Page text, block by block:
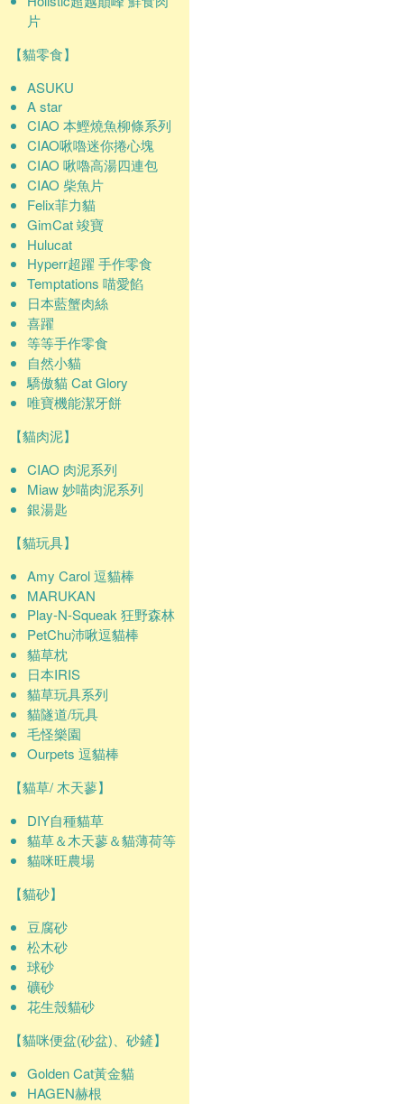
片
【貓零食】
ASUKU
A star
CIAO 本鰹燒魚柳條系列
CIAO啾嚕迷你捲心塊
CIAO 啾嚕高湯四連包
CIAO 柴魚片
Felix菲力貓
GimCat 竣寶
Hulucat
Hyperr超躍 手作零食
Temptations 喵愛餡
日本藍蟹肉絲
喜躍
等等手作零食
自然小貓
驕傲貓 Cat Glory
唯寶機能潔牙餅
【貓肉泥】
CIAO 肉泥系列
Miaw 妙喵肉泥系列
銀湯匙
【貓玩具】
Amy Carol 逗貓棒
MARUKAN
Play-N-Squeak 狂野森林
PetChu沛啾逗貓棒
貓草枕
日本IRIS
貓草玩具系列
貓隧道/玩具
毛怪樂園
Ourpets 逗貓棒
【貓草/ 木天蓼】
DIY自種貓草
貓草＆木天蓼＆貓薄荷等
貓咪旺農場
【貓砂】
豆腐砂
松木砂
球砂
礦砂
花生殼貓砂
【貓咪便盆(砂盆)、砂鏟】
Golden Cat黃金貓
HAGEN赫根